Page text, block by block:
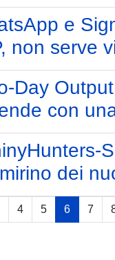
e
non serve
Day
con
dei
4 5 6 7